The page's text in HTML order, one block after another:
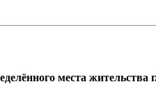
места жительства